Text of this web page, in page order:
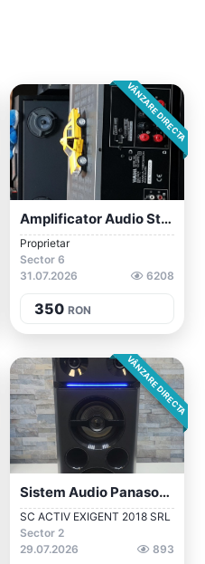
VÂNZARE DIRECTA
Amplificator Audio Stereo Vintage YAMAHA...
Proprietar
Sector 6
31.07.2026
6208
350 RON
VÂNZARE DIRECTA
Sistem Audio Panasonic SC-UA30E-K, 300W...
SC ACTIV EXIGENT 2018 SRL
Sector 2
29.07.2026
893